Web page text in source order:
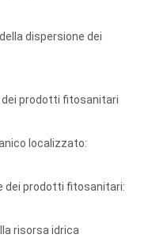
dispersione dei
prodotti fitosanitari
localizzato:
prodotti fitosanitari:
risorsa idrica